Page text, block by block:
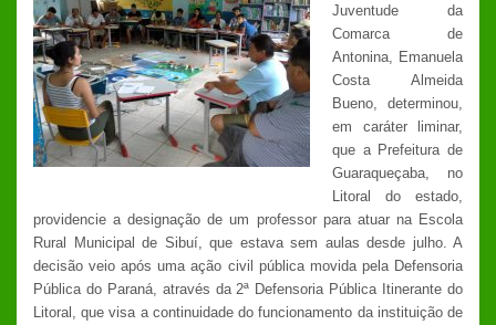
Juventude da
Comarca de
Antonina, Emanuela
Costa Almeida
Bueno, determinou,
em caráter liminar,
que a Prefeitura de
Guaraqueçaba, no
Litoral do estado,
providencie a designação de um professor para atuar na Escola
Rural Municipal de Sibuí, que estava sem aulas desde julho. A
decisão veio após uma ação civil pública movida pela Defensoria
Pública do Paraná, através da 2ª Defensoria Pública Itinerante do
Litoral, que visa a continuidade do funcionamento da instituição de